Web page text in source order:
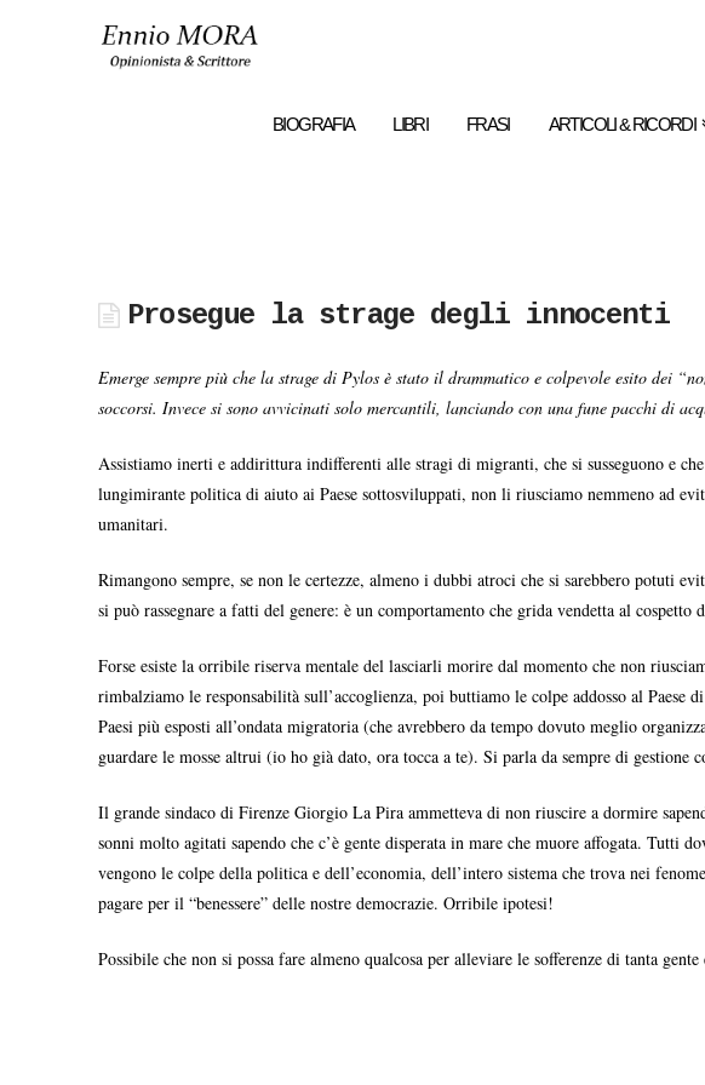
Ennio
BIOGRAFIA LIBRI FRASI ARTICOLI & RICORDI
Prosegue la strage degli innocenti
Emerge sempre più che la strage di Pylos è stato il drammatico e colpevole esito dei
soccorsi. Invece si sono avvicinati solo mercantili, lanciando con una fune pacchi di
Assistiamo inerti e addirittura indifferenti alle stragi di migranti, che si susseguono e
lungimirante politica di aiuto ai Paese sottosviluppati, non li riusciamo nemmeno ad
umanitari.
Rimangono sempre, se non le certezze, almeno i dubbi atroci che si sarebbero potuti
si può rassegnare a fatti del genere: è un comportamento che grida vendetta al cospetto
Forse esiste la orribile riserva mentale del lasciarli morire dal momento che non
rimbalziamo le responsabilità sull’accoglienza, poi buttiamo le colpe addosso al
Paesi più esposti all’ondata migratoria (che avrebbero da tempo dovuto meglio
guardare le mosse altrui (io ho già dato, ora tocca a te). Si parla da sempre di
Il grande sindaco di Firenze Giorgio La Pira ammetteva di non riuscire a dormire
sonni molto agitati sapendo che c’è gente disperata in mare che muore affogata. Tutti
vengono le colpe della politica e dell’economia, dell’intero sistema che trova nei
pagare per il “benessere” delle nostre democrazie. Orribile ipotesi!
Possibile che non si possa fare almeno qualcosa per alleviare le sofferenze di tanta